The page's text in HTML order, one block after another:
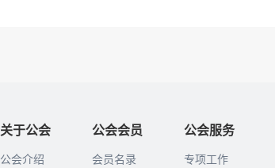
关于公会
公会介绍
公会会员
会员名录
公会服务
专项工作